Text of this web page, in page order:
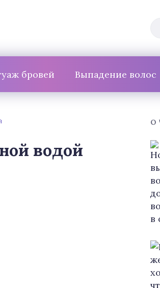
бровей Выпадение волос
водой
О